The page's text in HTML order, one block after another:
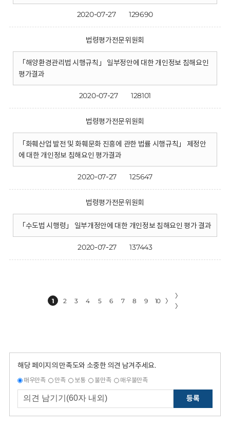
2020-07-27 129690
법령평가전문위원회
「해양환경관리법 시행규칙」 일부정안에 대한 개인정보 침해요인
평가결과
2020-07-27 128101
법령평가전문위원회
「화훼산업 발전 및 화훼문화 진흥에 관한 법률 시행규칙」 제정안
에 대한 개인정보 침해요인 평가결과
2020-07-27 125647
법령평가전문위원회
「수도법 시행령」 일부개정안에 대한 개인정보 침해요인 평가 결과
2020-07-27 137443
1 2 3 4 5 6 7 8 9 10 〉
〉
〉
해당 페이지의 만족도와 소중한 의견 남겨주세요.
매우만족 만족 보통 불만족 매우불만족
등록